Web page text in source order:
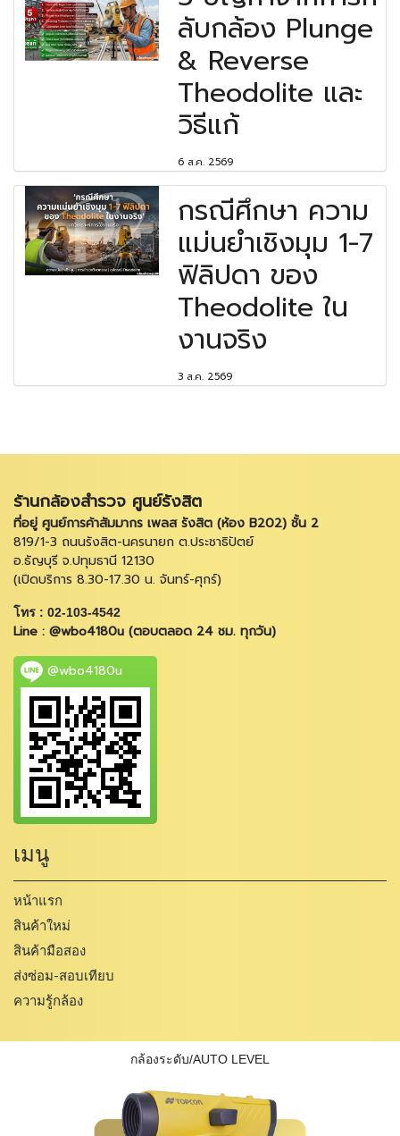
ลับกล้อง Plunge
& Reverse
Theodolite และ
วิธีแก้
6 ส.ค. 2569
กรณีศึกษา ความ
แม่นยำเชิงมุม 1-7
ฟิลิปดา ของ
Theodolite ใน
งานจริง
3 ส.ค. 2569
ร้านกล้องสำรวจ ศูนย์รังสิต
ที่อยู่ ศูนย์การค้าสัมมากร เพลส รังสิต (ห้อง B202) ชั้น 2
819/1-3 ถนนรังสิต-นครนายก ต.ประชาธิปัตย์
อ.ธัญบุรี จ.ปทุมธานี 12130
(เปิดบริการ 8.30-17.30 น. จันทร์-ศุกร์)
โทร : 02-103-4542
Line : @wbo4180u (ตอบตลอด 24 ชม. ทุกวัน)
@wbo4180u
เมนู
หน้าแรก
สินค้าใหม่
สินค้ามือสอง
ส่งซ่อม-สอบเทียบ
ความรู้กล้อง
กล้องระดับ/AUTO LEVEL